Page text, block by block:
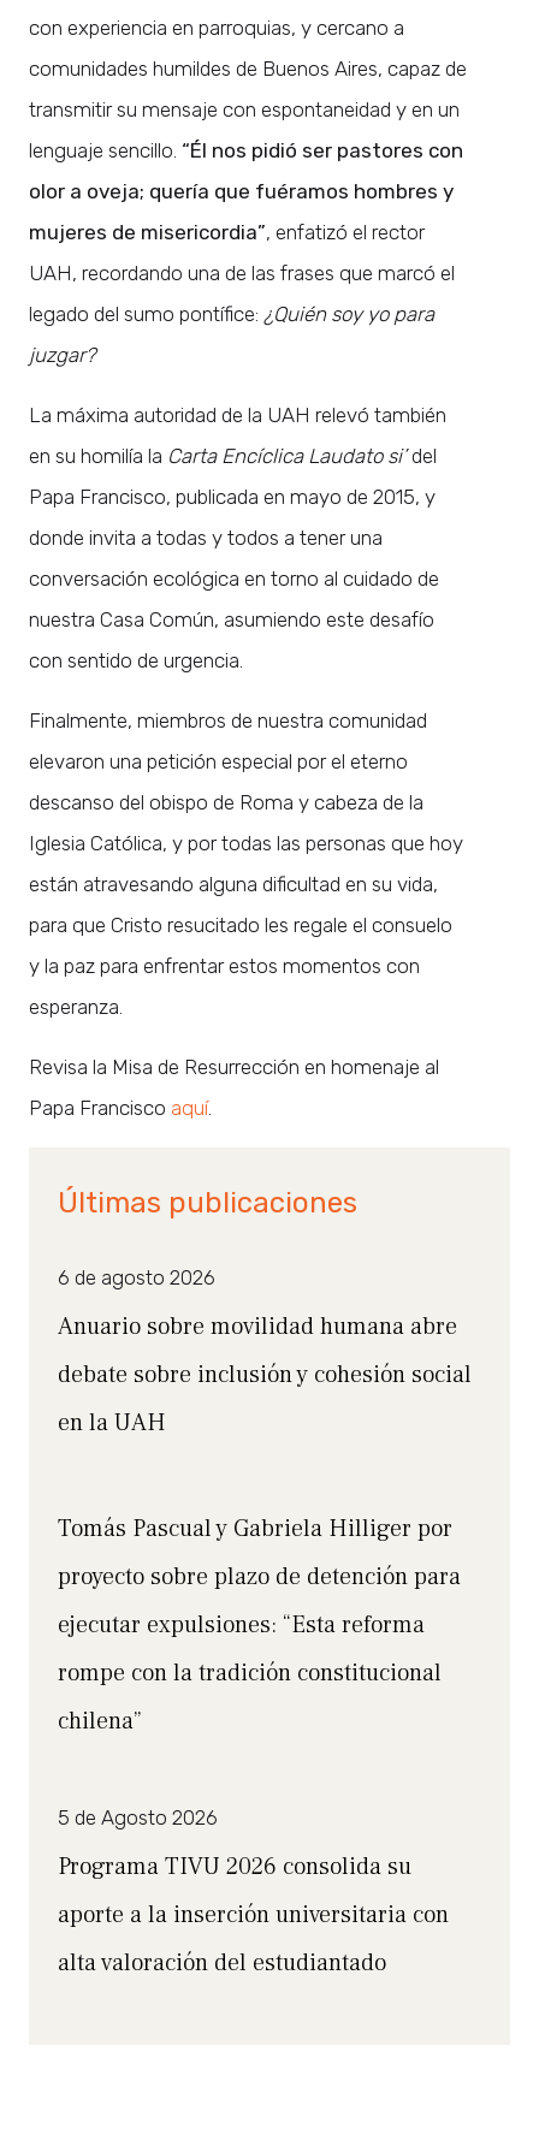
con experiencia en parroquias, y cercano a
comunidades humildes de Buenos Aires, capaz de
transmitir su mensaje con espontaneidad y en un
lenguaje sencillo. “Él nos pidió ser pastores con
olor a oveja; quería que fuéramos hombres y
mujeres de misericordia”, enfatizó el rector
UAH, recordando una de las frases que marcó el
legado del sumo pontífice: ¿Quién soy yo para
juzgar?
La máxima autoridad de la UAH relevó también
en su homilía la Carta Encíclica Laudato si’del
Papa Francisco, publicada en mayo de 2015, y
donde invita a todas y todos a tener una
conversación ecológica en torno al cuidado de
nuestra Casa Común, asumiendo este desafío
con sentido de urgencia.
Finalmente, miembros de nuestra comunidad
elevaron una petición especial por el eterno
descanso del obispo de Roma y cabeza de la
Iglesia Católica, y por todas las personas que hoy
están atravesando alguna dificultad en su vida,
para que Cristo resucitado les regale el consuelo
y la paz para enfrentar estos momentos con
esperanza.
Revisa la Misa de Resurrección en homenaje al
Papa Francisco aquí.
Últimas publicaciones
6 de agosto 2026
Anuario sobre movilidad humana abre
debate sobre inclusión y cohesión social
en la UAH
Tomás Pascual y Gabriela Hilliger por
proyecto sobre plazo de detención para
ejecutar expulsiones: “Esta reforma
rompe con la tradición constitucional
chilena”
5 de Agosto 2026
Programa TIVU 2026 consolida su
aporte a la inserción universitaria con
alta valoración del estudiantado